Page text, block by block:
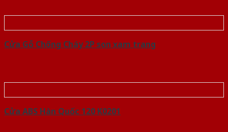
Cửa Gỗ Chống Cháy 2P son xam trang
Cửa ABS Hàn Quốc 120 K0201